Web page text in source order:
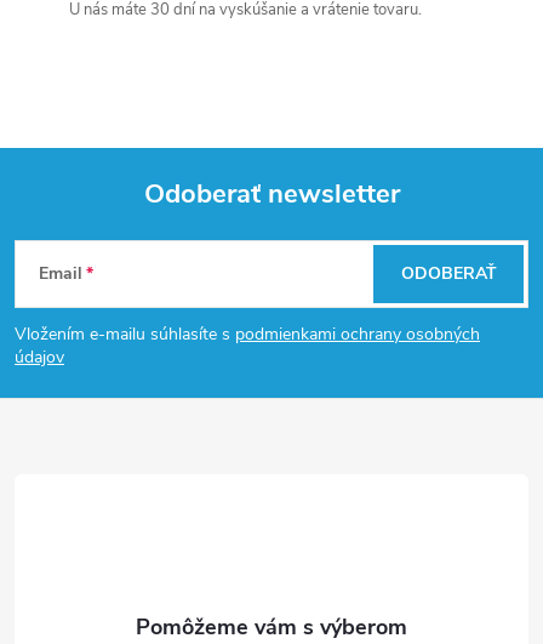
U nás máte 30 dní na vyskúšanie a vrátenie tovaru.
Z
á
p
Odoberať newsletter
Email
Vložením e-mailu súhlasíte s podmienkami ochrany osobných
údajov
ODOBERAŤ